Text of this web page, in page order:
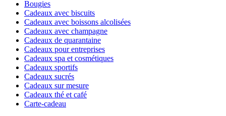
Bougies
Cadeaux avec biscuits
Cadeaux avec boissons alcolisées
Cadeaux avec champagne
Cadeaux de quarantaine
Cadeaux pour entreprises
Cadeaux spa et cosmétiques
Cadeaux sportifs
Cadeaux sucrés
Cadeaux sur mesure
Cadeaux thé et café
Carte-cadeau